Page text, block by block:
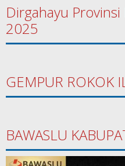
Dirgahayu
2025
GEMPUR ROKOK
BAWASLU